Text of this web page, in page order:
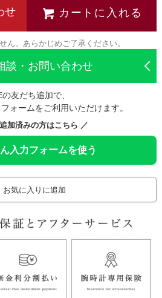
せ カートに入れる
ん。あらかじめご了承ください。
談・お問い合わせ
の友だち追加で、
ォームをご利用いただけます。
加済みの方はこちら ／
入力フォームを使う
お気に入りに追加